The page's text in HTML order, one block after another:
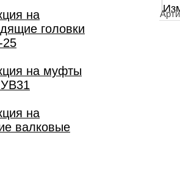
на
головки
на муфты
на
валковые